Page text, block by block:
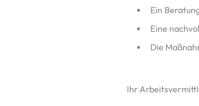
Ein
Eine
Die
Ihr